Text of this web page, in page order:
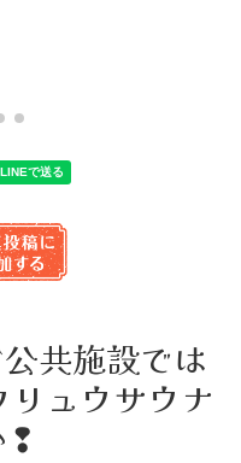
共施設では
ュウサウナ
❢